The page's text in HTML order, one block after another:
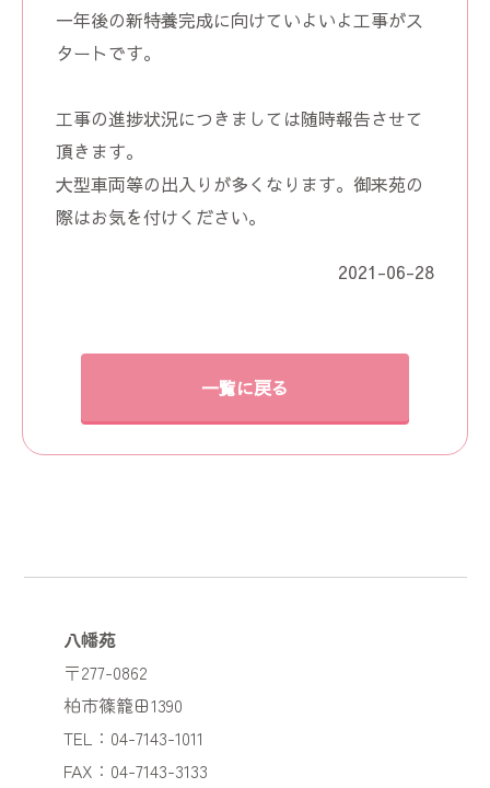
一年後の新特養完成に向けていよいよ工事がス
タートです。
工事の進捗状況につきましては随時報告させて
頂きます。
大型車両等の出入りが多くなります。御来苑の
際はお気を付けください。
2021-06-28
一覧に戻る
八幡苑
〒277-0862
柏市篠籠田1390
TEL：04-7143-1011
FAX：04-7143-3133